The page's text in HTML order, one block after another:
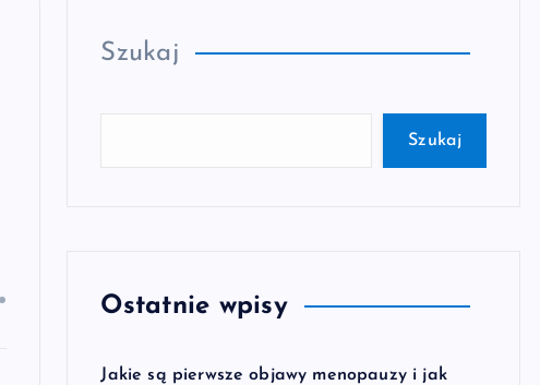
Szukaj
Szukaj
Ostatnie wpisy
Jakie są pierwsze objawy menopauzy i jak